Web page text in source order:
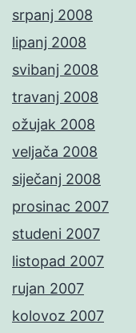
srpanj 2008
lipanj 2008
svibanj 2008
travanj 2008
ožujak 2008
veljača 2008
siječanj 2008
prosinac 2007
studeni 2007
listopad 2007
rujan 2007
kolovoz 2007